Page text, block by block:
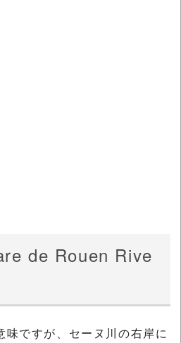
de Rouen Rive
ですが、セーヌ川の右岸に